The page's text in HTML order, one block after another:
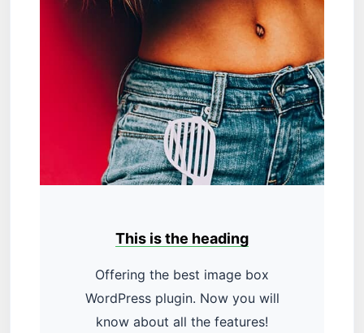
This is the heading
Offering the best image box
WordPress plugin. Now you will
know about all the features!